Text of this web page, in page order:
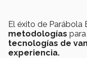
El éxito de Parábola
metodologías
tecnologías de
experiencia.